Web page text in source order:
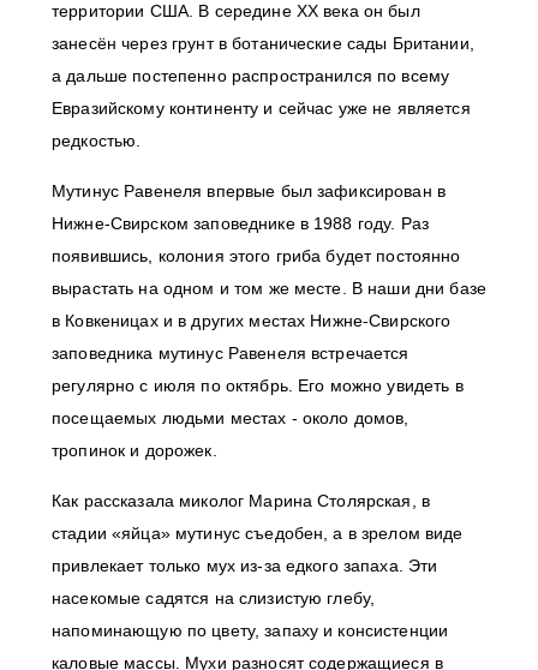
территории США. В середине XX века он был
занесён через грунт в ботанические сады Британии,
а дальше постепенно распространился по всему
Евразийскому континенту и сейчас уже не является
редкостью.
Мутинус Равенеля впервые был зафиксирован в
Нижне-Свирском заповеднике в 1988 году. Раз
появившись, колония этого гриба будет постоянно
вырастать на одном и том же месте. В наши дни базе
в Ковкеницах и в других местах Нижне-Свирского
заповедника мутинус Равенеля встречается
регулярно с июля по октябрь. Его можно увидеть в
посещаемых людьми местах - около домов,
тропинок и дорожек.
Как рассказала миколог Марина Столярская, в
стадии «яйца» мутинус съедобен, а в зрелом виде
привлекает только мух из-за едкого запаха. Эти
насекомые садятся на слизистую глебу,
напоминающую по цвету, запаху и консистенции
каловые массы. Мухи разносят содержащиеся в